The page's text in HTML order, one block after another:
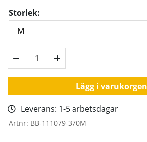
Storlek:
Lägg i varukorgen
Leverans: 1-5 arbetsdagar
Artnr: BB-111079-370M